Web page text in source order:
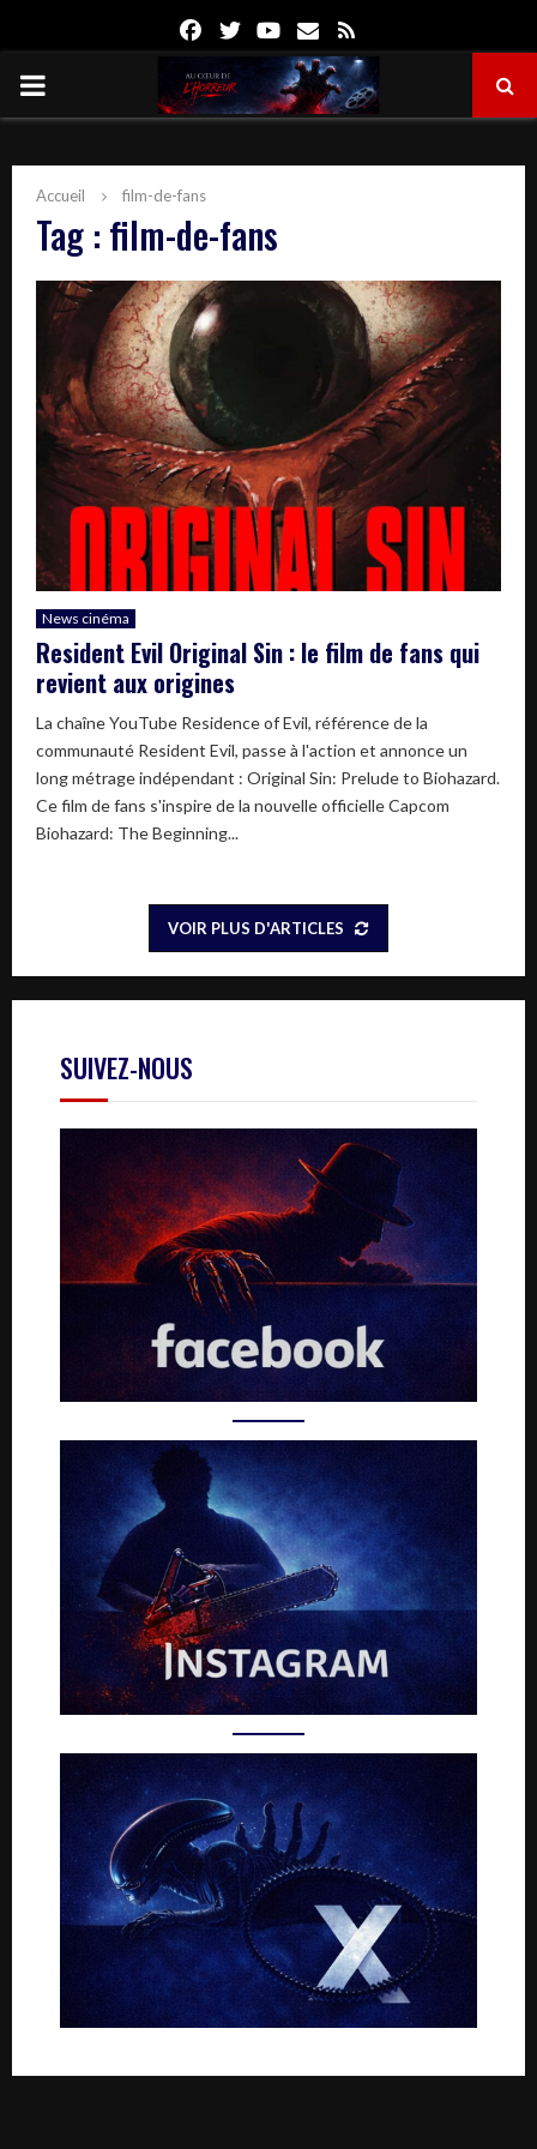
FacebookTwitterYoutube
Email
PRIMARY
Accueil film-de-fans
Tag : film-de-fans
News cinéma
Resident Evil Original Sin : le film de fans qui
revient aux origines
La chaîne YouTube Residence of Evil, référence de la
communauté Resident Evil, passe à l'action et annonce un
long métrage indépendant : Original Sin: Prelude to Biohazard.
Ce film de fans s'inspire de la nouvelle officielle Capcom
Biohazard: The Beginning...
VOIR PLUS D'ARTICLES
SUIVEZ-NOUS